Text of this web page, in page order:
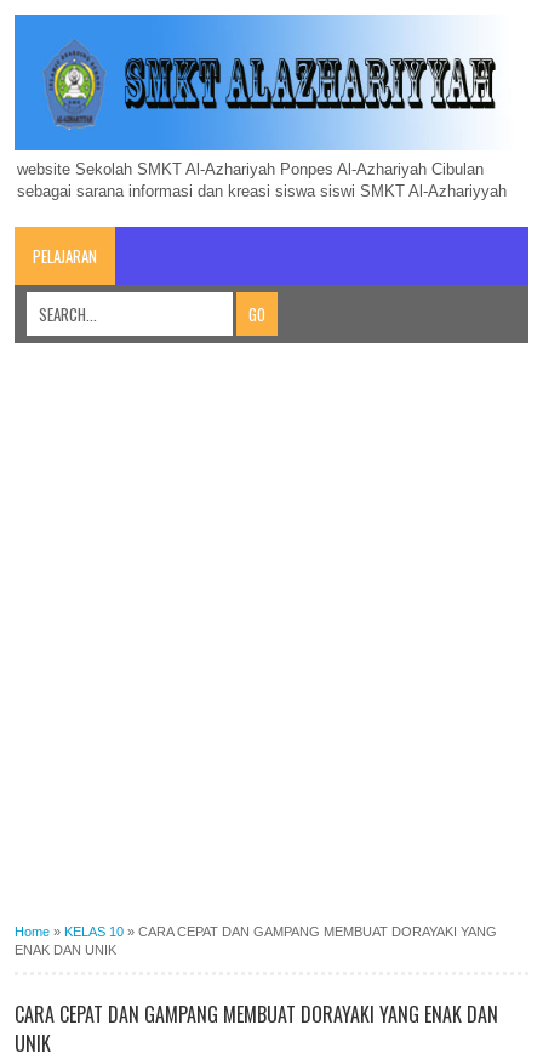
website Sekolah SMKT Al-Azhariyah Ponpes Al-Azhariyah Cibulan
sebagai sarana informasi dan kreasi siswa siswi SMKT Al-Azhariyyah
PELAJARAN
Home » KELAS 10 » CARA CEPAT DAN GAMPANG MEMBUAT DORAYAKI YANG
ENAK DAN UNIK
CARA CEPAT DAN GAMPANG MEMBUAT DORAYAKI YANG ENAK DAN
UNIK